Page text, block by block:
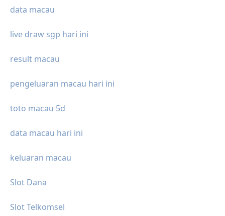
data macau
live draw sgp hari ini
result macau
pengeluaran macau hari ini
toto macau 5d
data macau hari ini
keluaran macau
Slot Dana
Slot Telkomsel